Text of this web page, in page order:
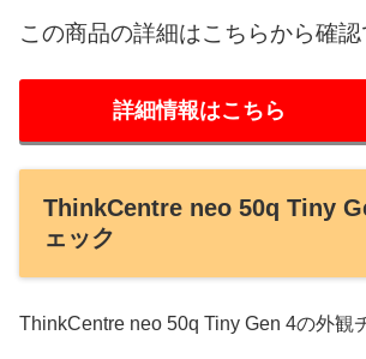
この商品の詳細はこちらから確認
詳細情報はこちら
ThinkCentre neo 50q Tiny
ェック
ThinkCentre neo 50q Tiny Gen 4の外観